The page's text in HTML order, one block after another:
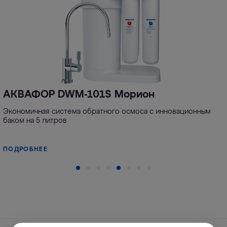
АКВАФОР DWM-101S Морион
Экономичная система обратного осмоса с инновационным
баком на 5 литров
ПОДРОБНЕЕ